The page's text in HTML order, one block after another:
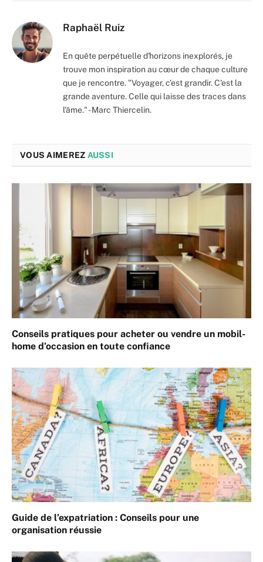
Raphaël Ruiz
En quête perpétuelle d'horizons inexplorés, je
trouve mon inspiration au cœur de chaque culture
que je rencontre. "Voyager, c’est grandir. C'est la
grande aventure. Celle qui laisse des traces dans
l'âme." - Marc Thiercelin.
VOUS AIMEREZ AUSSI
Conseils pratiques pour acheter ou vendre un mobil-
home d’occasion en toute confiance
Guide de l’expatriation : Conseils pour une
organisation réussie